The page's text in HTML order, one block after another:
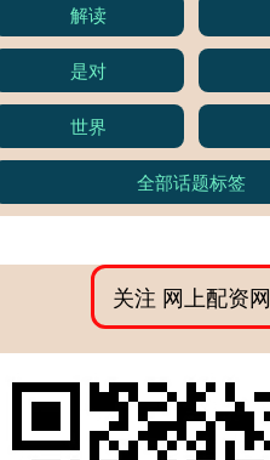
解读
是对
世界
全部话题标签
关注 网上配资网